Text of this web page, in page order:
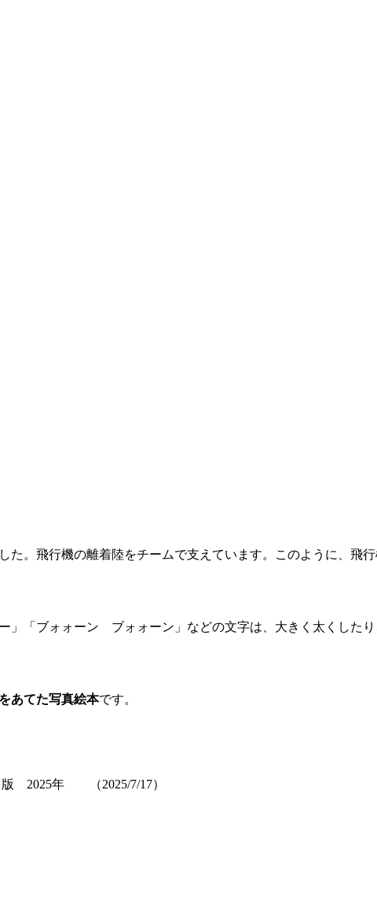
。飛行機の離着陸をチームで支えています。このように、飛
」「ブォォーン ブォォーン」などの文字は、大きく太くした
あてた写真絵本です。
版 2025年 （2025/7/17）